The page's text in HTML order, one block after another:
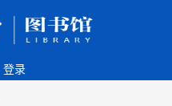
登录